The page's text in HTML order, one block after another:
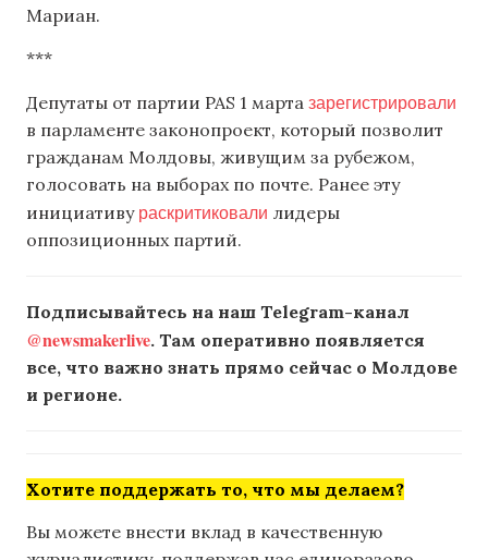
Мариан.
***
Депутаты от партии PAS 1 марта зарегистрировали
в парламенте законопроект, который позволит
гражданам Молдовы, живущим за рубежом,
голосовать на выборах по почте. Ранее эту
инициативу раскритиковали лидеры
оппозиционных партий.
Подписывайтесь на наш Telegram-канал
@newsmakerlive. Там оперативно появляется
все, что важно знать прямо сейчас о Молдове
и регионе.
Хотите поддержать то, что мы делаем?
Вы можете внести вклад в качественную